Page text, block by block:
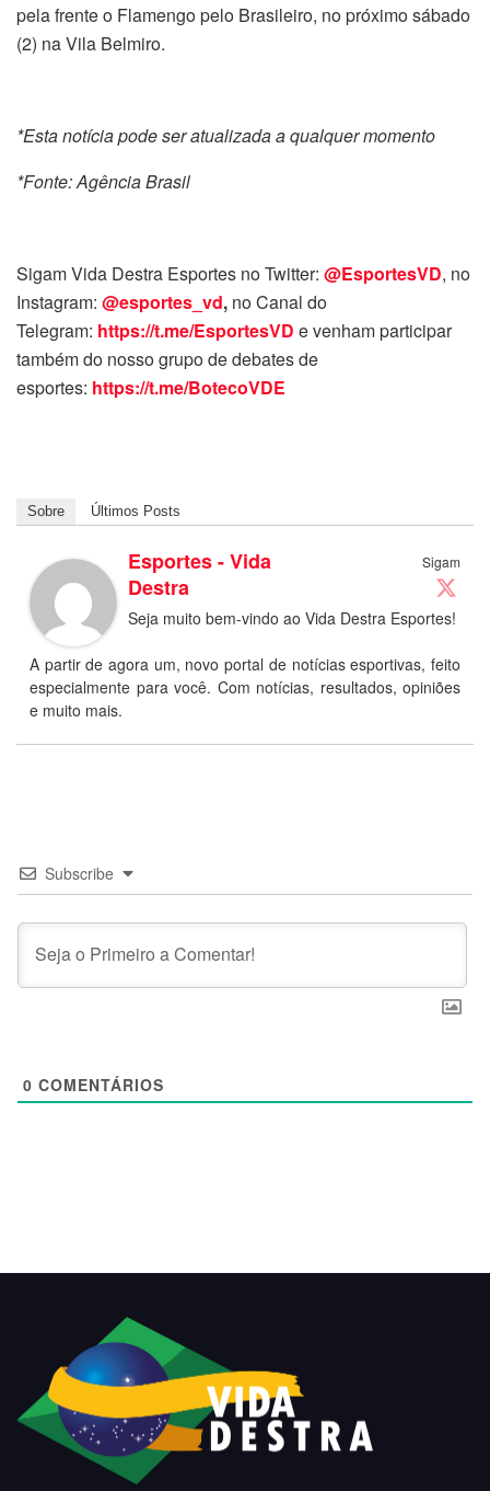
pela frente o Flamengo pelo Brasileiro, no próximo sábado
(2) na Vila Belmiro.
*Esta notícia pode ser atualizada a qualquer momento
*Fonte: Agência Brasil
Sigam Vida Destra Esportes no Twitter: @EsportesVD, no
Instagram: @esportes_vd, no Canal do
Telegram: https://t.me/EsportesVD e venham participar
também do nosso grupo de debates de
esportes: https://t.me/BotecoVDE
Sobre Últimos Posts
Sigam
Esportes - Vida
Destra
Seja muito bem-vindo ao Vida Destra Esportes!
A partir de agora um, novo portal de notícias esportivas, feito
especialmente para você. Com notícias, resultados, opiniões
e muito mais.
Subscribe
0 COMENTÁRIOS